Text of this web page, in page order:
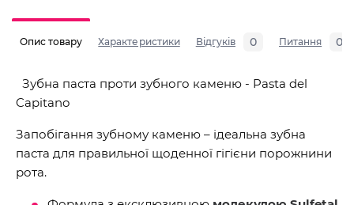
Опис товару Характеристики Відгуків 0 Питання 0
Зубна паста проти зубного каменю - Pasta del
Capitano
Запобігання зубному каменю – ідеальна зубна
паста для правильної щоденної гігієни порожнини
рота.